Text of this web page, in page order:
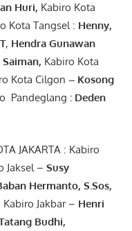
Huri, Kabiro Kota
Kota Tangsel : Henny,
, Hendra Gunawan
Saiman, Kabiro Kota
Kota Cilgon – Kosong
Pandeglang : Deden
JAKARTA : Kabiro
Jaksel – Susy
Hermanto, S.Sos,
Kabiro Jakbar – Henri
Budhi,